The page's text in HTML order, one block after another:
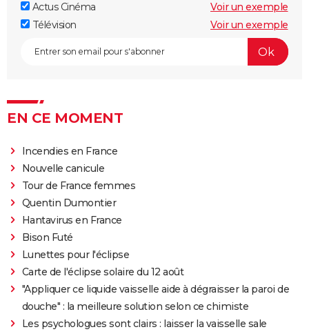
Actus Cinéma
Voir un exemple
Télévision
Voir un exemple
EN CE MOMENT
Incendies en France
Nouvelle canicule
Tour de France femmes
Quentin Dumontier
Hantavirus en France
Bison Futé
Lunettes pour l'éclipse
Carte de l'éclipse solaire du 12 août
"Appliquer ce liquide vaisselle aide à dégraisser la paroi de
douche" : la meilleure solution selon ce chimiste
Les psychologues sont clairs : laisser la vaisselle sale